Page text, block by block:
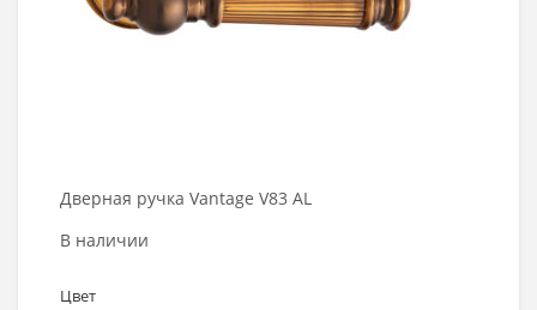
Дверная ручка Vantage V83 AL
В наличии
Цвет